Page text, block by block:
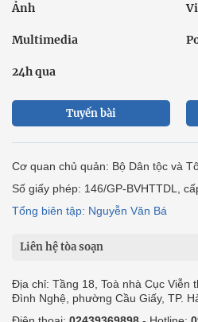
Ảnh
Multimedia
24h qua
Tuyến bài
Cơ quan chủ quản: Bộ Dân tộc và
Số giấy phép: 146/GP-BVHTTDL,
Tổng biên tập: Nguyễn Văn Bá
Liên hệ tòa soạn
Địa chỉ: Tầng 18, Toà nhà Cục Viễn
Đình Nghệ, phường Cầu Giấy, TP.